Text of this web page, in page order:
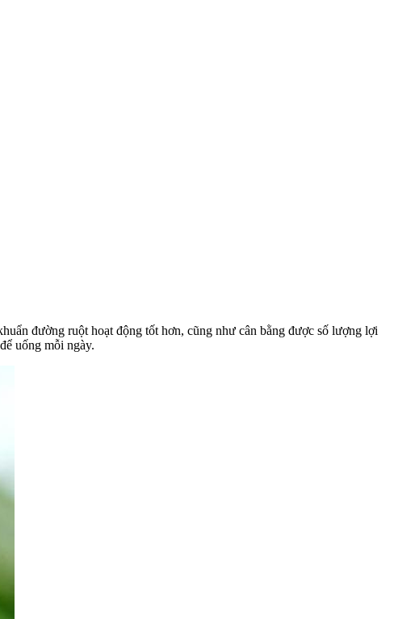
đường ruột hoạt động tốt hơn, cũng như cân bằng được số lượng lợi
uống mỗi ngày.